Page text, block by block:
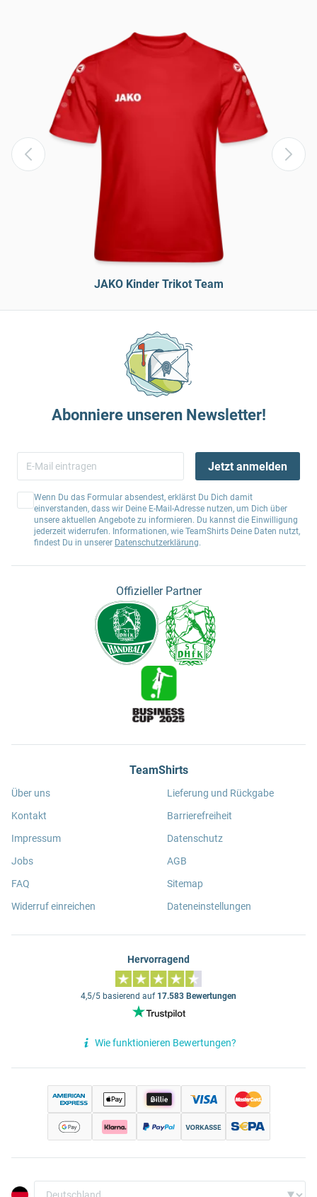
JAKO Kinder Trikot Team
Abonniere unseren Newsletter!
Jetzt anmelden
Wenn Du das Formular absendest, erklärst Du Dich damit
einverstanden, dass wir Deine E-Mail-Adresse nutzen, um Dich über
unsere aktuellen Angebote zu informieren. Du kannst die Einwilligung
jederzeit widerrufen. Informationen, wie TeamShirts Deine Daten nutzt,
findest Du in unserer Datenschutzerklärung.
Offizieller Partner
TeamShirts
Über uns
Kontakt
Impressum
Jobs
FAQ
Widerruf einreichen
Lieferung und Rückgabe
Barrierefreiheit
Datenschutz
AGB
Sitemap
Dateneinstellungen
Hervorragend
4,5/5 basierend auf 17.583 Bewertungen
Wie funktionieren Bewertungen?